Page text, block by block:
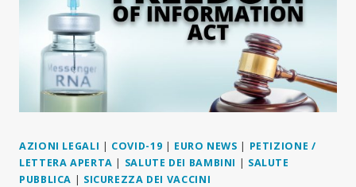
AZIONI LEGALI | COVID-19 | EURO NEWS | PETIZIONE /
LETTERA APERTA | SALUTE DEI BAMBINI | SALUTE
PUBBLICA | SICUREZZA DEI VACCINI